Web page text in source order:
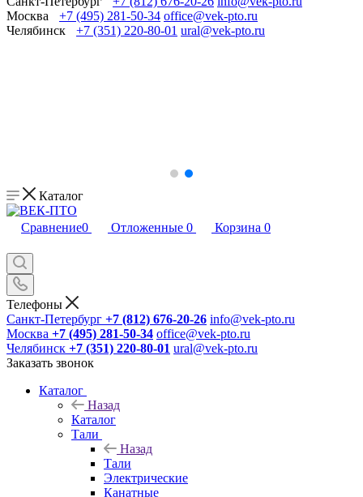
Москва
+7 (495) 281-50-34 office@vek-pto.ru
Челябинск
+7 (351) 220-80-01 ural@vek-pto.ru
Каталог
Сравнение0 Отложенные 0 Корзина 0
Телефоны
Санкт-Петербург +7 (812) 676-20-26 info@vek-pto.ru
Москва +7 (495) 281-50-34 office@vek-pto.ru
Челябинск +7 (351) 220-80-01 ural@vek-pto.ru
Заказать звонок
Каталог
Назад
Каталог
Тали
Назад
Тали
Электрические
Канатные